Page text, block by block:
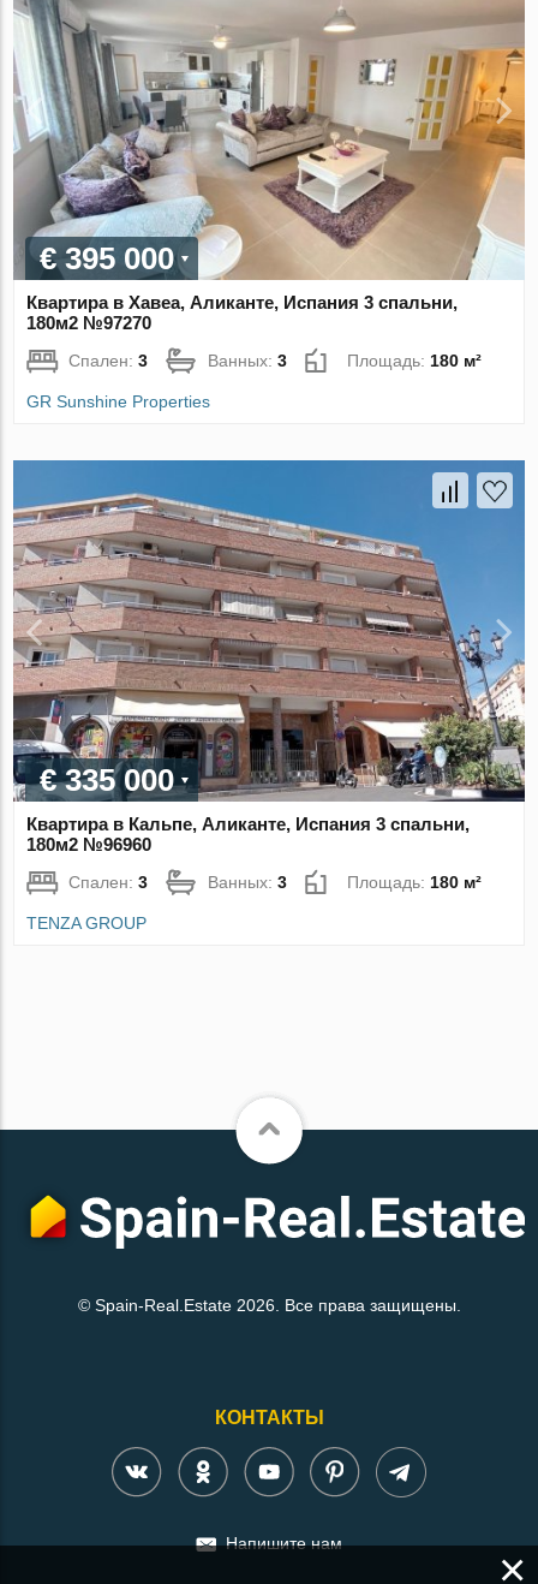
€ 395 000
Квартира в Хавеа, Аликанте, Испания 3 спальни,
180м2 №97270
Спален:3 Ванных:3 Площадь: 180 м²
GR Sunshine Properties
€ 335 000
Квартира в Кальпе, Аликанте, Испания 3 спальни,
180м2 №96960
Спален:3 Ванных:3 Площадь: 180 м²
TENZA GROUP
© Spain-Real.Estate 2026. Все права защищены.
КОНТАКТЫ
Напишите нам
×